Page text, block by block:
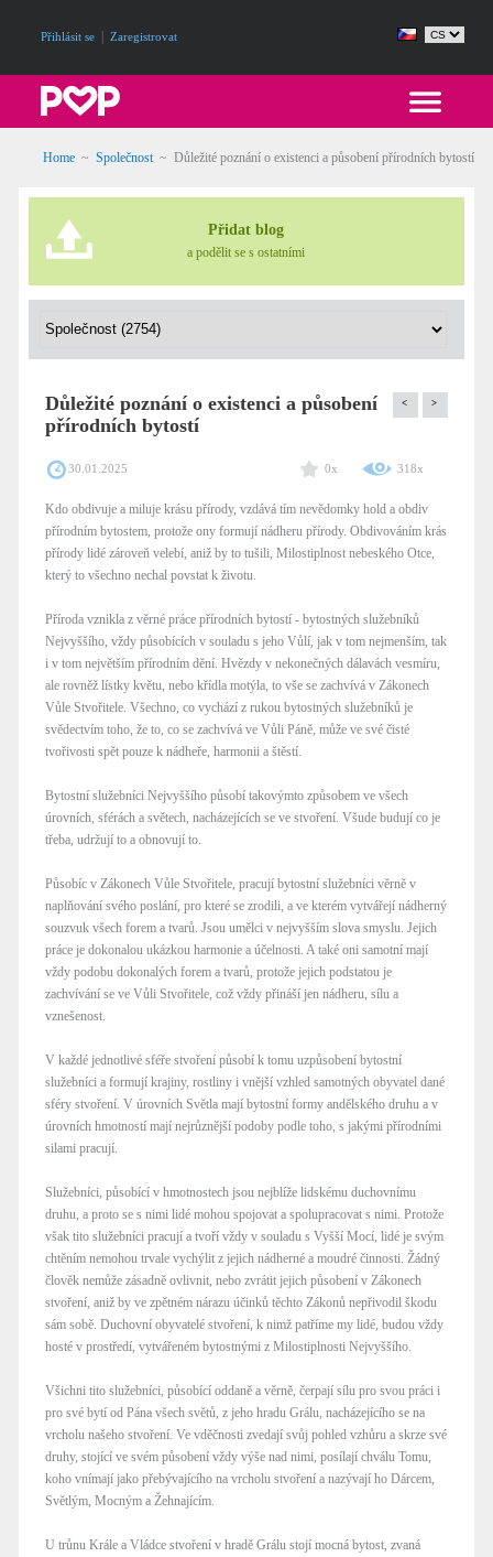
Přihlásit se Zaregistrovat
Home ~ Společnost~ Důležité poznání o existenci a působení přírodních bytostí
Přidat blog
a podělit se s ostatními
Důležité poznání o existenci a působení
přírodních bytostí
< >
30.01.2025 0x 318x
Kdo obdivuje a miluje krásu přírody, vzdává tím nevědomky hold a obdiv
přírodním bytostem, protože ony formují nádheru přírody. Obdivováním krás
přírody lidé zároveň velebí, aniž by to tušili, Milostiplnost nebeského Otce,
který to všechno nechal povstat k životu.
Příroda vznikla z věrné práce přírodních bytostí - bytostných služebníků
Nejvyššího, vždy působících v souladu s jeho Vůlí, jak v tom nejmenším, tak
i v tom největším přírodním dění. Hvězdy v nekonečných dálavách vesmíru,
ale rovněž lístky květu, nebo křídla motýla, to vše se zachvívá v Zákonech
Vůle Stvořitele. Všechno, co vychází z rukou bytostných služebníků je
svědectvím toho, že to, co se zachvívá ve Vůli Páně, může ve své čisté
tvořivosti spět pouze k nádheře, harmonii a štěstí.
Bytostní služebníci Nejvyššího působí takovýmto způsobem ve všech
úrovních, sférách a světech, nacházejících se ve stvoření. Všude budují co je
třeba, udržují to a obnovují to.
Působíc v Zákonech Vůle Stvořitele, pracují bytostní služebníci věrně v
naplňování svého poslání, pro které se zrodili, a ve kterém vytvářejí nádherný
souzvuk všech forem a tvarů. Jsou umělci v nejvyšším slova smyslu. Jejich
práce je dokonalou ukázkou harmonie a účelnosti. A také oni samotní mají
vždy podobu dokonalých forem a tvarů, protože jejich podstatou je
zachvívání se ve Vůli Stvořitele, což vždy přináší jen nádheru, sílu a
vznešenost.
V každé jednotlivé sféře stvoření působí k tomu uzpůsobení bytostní
služebníci a formují krajiny, rostliny i vnější vzhled samotných obyvatel dané
sféry stvoření. V úrovních Světla mají bytostní formy andělského druhu a v
úrovních hmotností mají nejrůznější podoby podle toho, s jakými přírodními
silami pracují.
Služebníci, působící v hmotnostech jsou nejblíže lidskému duchovnímu
druhu, a proto se s nimi lidé mohou spojovat a spolupracovat s nimi. Protože
však tito služebníci pracují a tvoří vždy v souladu s Vyšší Mocí, lidé je svým
chtěním nemohou trvale vychýlit z jejich nádherné a moudré činnosti. Žádný
člověk nemůže zásadně ovlivnit, nebo zvrátit jejich působení v Zákonech
stvoření, aniž by ve zpětném nárazu účinků těchto Zákonů nepřivodil škodu
sám sobě. Duchovní obyvatelé stvoření, k nimž patříme my lidé, budou vždy
hosté v prostředí, vytvářeném bytostnými z Milostiplnosti Nejvyššího.
Všichni tito služebníci, působící oddaně a věrně, čerpají sílu pro svou práci i
pro své bytí od Pána všech světů, z jeho hradu Grálu, nacházejícího se na
vrcholu našeho stvoření. Ve vděčnosti zvedají svůj pohled vzhůru a skrze své
druhy, stojící ve svém působení vždy výše nad nimi, posílají chválu Tomu,
koho vnímají jako přebývajícího na vrcholu stvoření a nazývají ho Dárcem,
Světlým, Mocným a Žehnajícím.
U trůnu Krále a Vládce stvoření v hradě Grálu stojí mocná bytost, zvaná